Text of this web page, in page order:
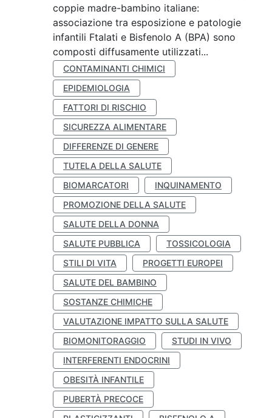
coppie madre-bambino italiane:
associazione tra esposizione e patologie
infantili Ftalati e Bisfenolo A (BPA) sono
composti diffusamente utilizzati...
CONTAMINANTI CHIMICI
EPIDEMIOLOGIA
FATTORI DI RISCHIO
SICUREZZA ALIMENTARE
DIFFERENZE DI GENERE
TUTELA DELLA SALUTE
BIOMARCATORI
INQUINAMENTO
PROMOZIONE DELLA SALUTE
SALUTE DELLA DONNA
SALUTE PUBBLICA
TOSSICOLOGIA
STILI DI VITA
PROGETTI EUROPEI
SALUTE DEL BAMBINO
SOSTANZE CHIMICHE
VALUTAZIONE IMPATTO SULLA SALUTE
BIOMONITORAGGIO
STUDI IN VIVO
INTERFERENTI ENDOCRINI
OBESITÀ INFANTILE
PUBERTÀ PRECOCE